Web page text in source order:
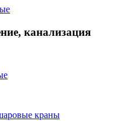
канализация
краны